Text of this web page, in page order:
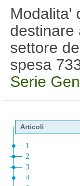
Modalita'
destinare
settore
spesa
Serie